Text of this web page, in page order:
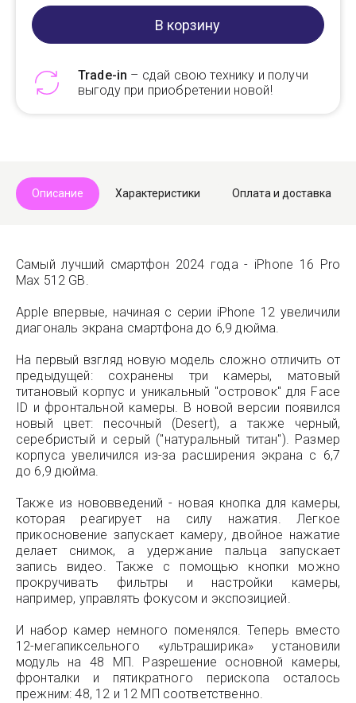
В корзину
Trade-in – сдай свою технику и получи
выгоду при приобретении новой!
Описание Характеристики Оплата и доставка
Самый лучший смартфон 2024 года - iPhone 16 Pro
Max 512 GB.
Apple впервые, начиная с серии iPhone 12 увеличили
диагональ экрана смартфона до 6,9 дюйма.
На первый взгляд новую модель сложно отличить от
предыдущей: сохранены три камеры, матовый
титановый корпус и уникальный "островок" для Face
ID и фронтальной камеры. В новой версии появился
новый цвет: песочный (Desert), а также черный,
серебристый и серый ("натуральный титан"). Размер
корпуса увеличился из-за расширения экрана с 6,7
до 6,9 дюйма.
Также из нововведений - новая кнопка для камеры,
которая реагирует на силу нажатия. Легкое
прикосновение запускает камеру, двойное нажатие
делает снимок, а удержание пальца запускает
запись видео. Также с помощью кнопки можно
прокручивать фильтры и настройки камеры,
например, управлять фокусом и экспозицией.
И набор камер немного поменялся. Теперь вместо
12-мегапиксельного «ультраширика» установили
модуль на 48 МП. Разрешение основной камеры,
фронталки и пятикратного перископа осталось
прежним: 48, 12 и 12 МП соответственно.